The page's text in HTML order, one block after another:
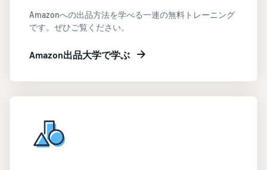
Amazonへの出品方法を学べる一連の無料トレーニング
です。ぜひご覧ください。
Amazon出品大学で学ぶ